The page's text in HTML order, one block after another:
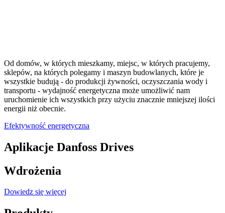
Od domów, w których mieszkamy, miejsc, w których pracujemy,
sklepów, na których polegamy i maszyn budowlanych, które je
wszystkie budują - do produkcji żywności, oczyszczania wody i
transportu - wydajność energetyczna może umożliwić nam
uruchomienie ich wszystkich przy użyciu znacznie mniejszej ilości
energii niż obecnie.
Efektywność energetyczna
Aplikacje Danfoss Drives
Wdrożenia
Dowiedz się więcej